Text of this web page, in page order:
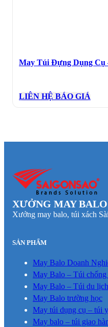
May Túi Đựng Dụng Cụ
LIÊN HỆ BÁO GIÁ
XƯỞNG MAY
Xưởng may balo, túi xách
SẢN PHẨM
May Balo Doanh
May Balo – Túi chống
May Balo – Túi du lịch
May Balo trường học
May túi dụng cụ – túi
May balo – túi giao